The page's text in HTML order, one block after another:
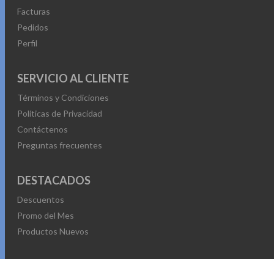
Facturas
Pedidos
Perfil
SERVICIO AL CLIENTE
Términos y Condiciones
Políticas de Privacidad
Contáctenos
Preguntas frecuentes
DESTACADOS
Descuentos
Promo del Mes
Productos Nuevos